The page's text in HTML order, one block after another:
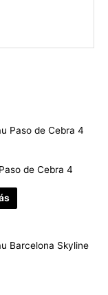
de Cebra 4